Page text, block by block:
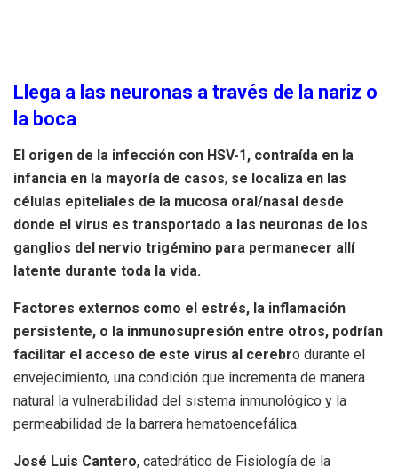
Llega a las neuronas a través de la nariz o
la boca
El origen de la infección con HSV-1, contraída en la
infancia en la mayoría de casos, se localiza en las
células epiteliales de la mucosa oral/nasal desde
donde el virus es transportado a las neuronas de los
ganglios del nervio trigémino para permanecer allí
latente durante toda la vida.
Factores externos como el estrés, la inflamación
persistente, o la inmunosupresión entre otros, podrían
facilitar el acceso de este virus al cerebro durante el
envejecimiento, una condición que incrementa de manera
natural la vulnerabilidad del sistema inmunológico y la
permeabilidad de la barrera hematoencefálica.
José Luis Cantero, catedrático de Fisiología de la